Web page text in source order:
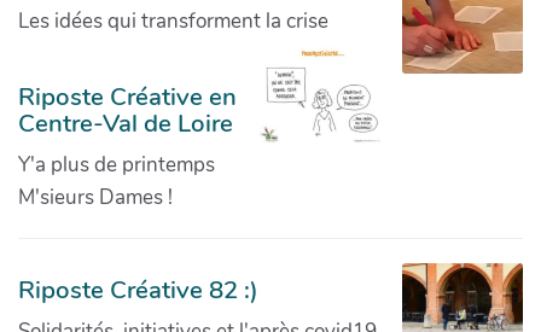
Les idées qui transforment la crise
Riposte Créative en
Centre-Val de Loire
Y'a plus de printemps
M'sieurs Dames !
Riposte Créative 82 :)